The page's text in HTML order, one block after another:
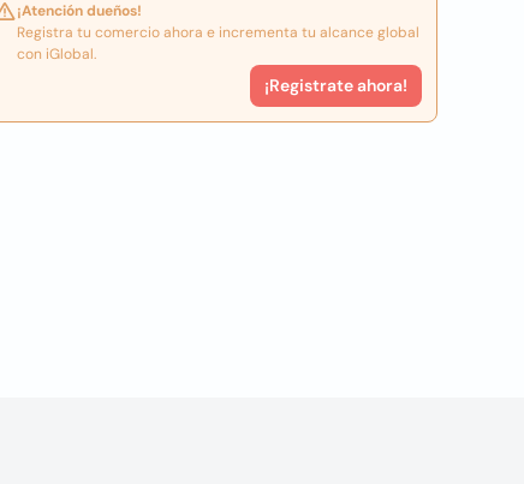
¡Atención dueños!
Registra tu comercio ahora e incrementa tu alcance global
con iGlobal.
¡Registrate ahora!